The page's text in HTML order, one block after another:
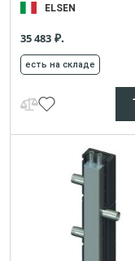
ELSEN
35 483 ₽.
есть на складе